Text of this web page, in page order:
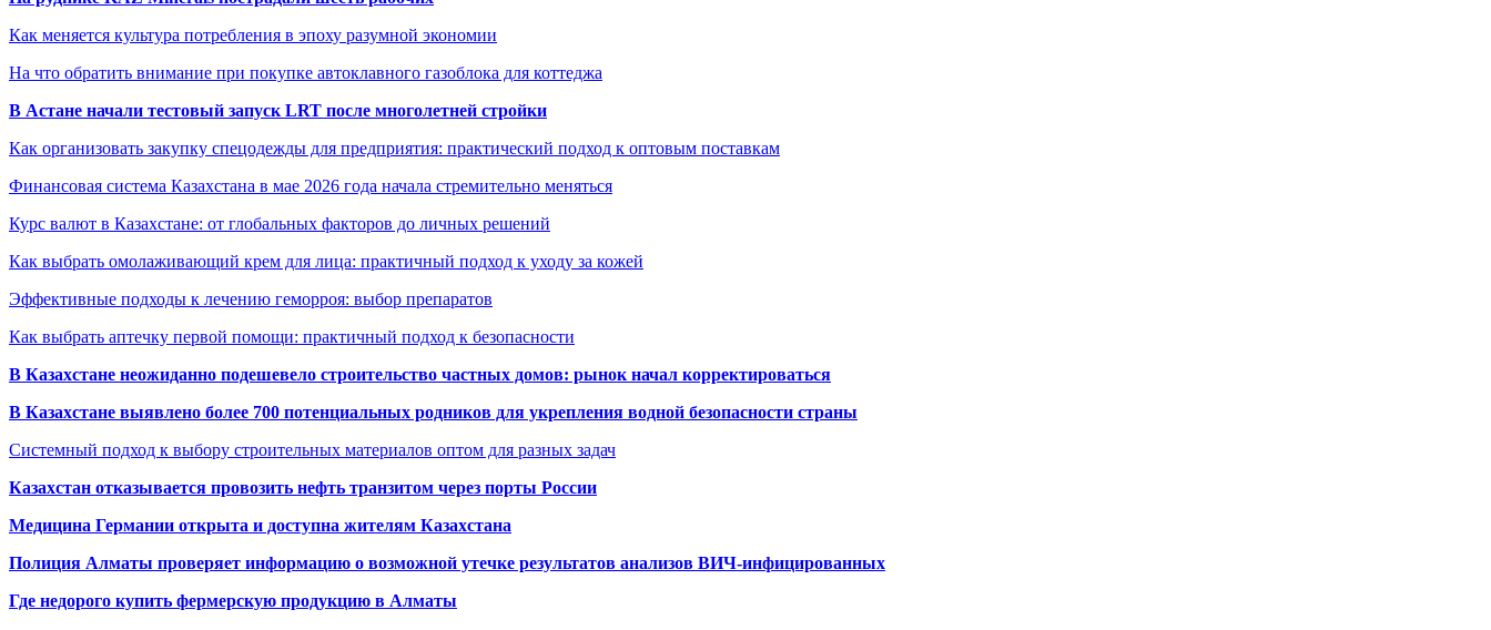
Как меняется культура потребления в эпоху разумной экономии
На что обратить внимание при покупке автоклавного газоблока для коттеджа
В Астане начали тестовый запуск LRT после многолетней стройки
Как организовать закупку спецодежды для предприятия: практический подход к оптовым поставкам
Финансовая система Казахстана в мае 2026 года начала стремительно меняться
Курс валют в Казахстане: от глобальных факторов до личных решений
Как выбрать омолаживающий крем для лица: практичный подход к уходу за кожей
Эффективные подходы к лечению геморроя: выбор препаратов
Как выбрать аптечку первой помощи: практичный подход к безопасности
В Казахстане неожиданно подешевело строительство частных домов: рынок начал корректироваться
В Казахстане выявлено более 700 потенциальных родников для укрепления водной безопасности страны
Системный подход к выбору строительных материалов оптом для разных задач
Казахстан отказывается провозить нефть транзитом через порты России
Медицина Германии открыта и доступна жителям Казахстана
Полиция Алматы проверяет информацию о возможной утечке результатов анализов ВИЧ-инфицированных
Где недорого купить фермерскую продукцию в Алматы